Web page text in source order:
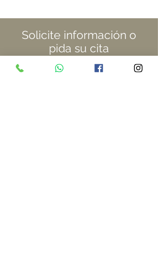
Solicite información o
pida su cita
Pulse aquí